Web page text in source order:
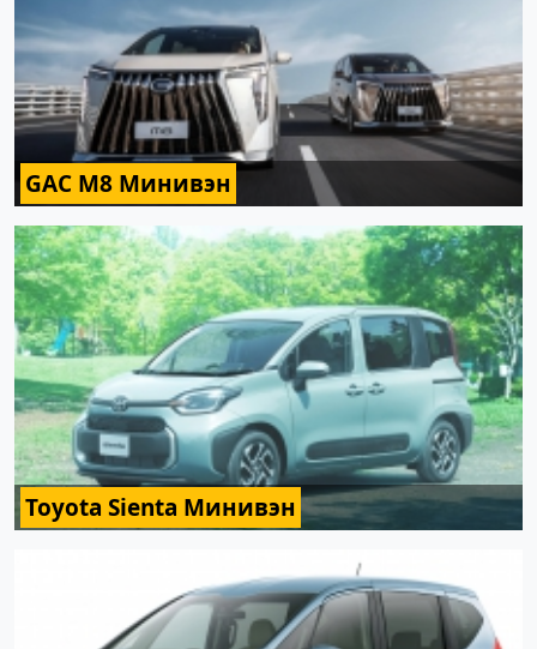
GAC M8 Минивэн
Toyota Sienta Минивэн